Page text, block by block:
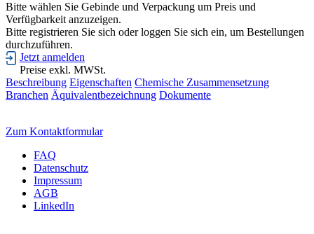
Bitte wählen Sie Gebinde und Verpackung um Preis und
Verfügbarkeit anzuzeigen.
Bitte registrieren Sie sich oder loggen Sie sich ein, um Bestellungen
durchzuführen.
Jetzt anmelden
Preise exkl. MWSt.
Beschreibung Eigenschaften Chemische Zusammensetzung
Branchen Äquivalentbezeichnung Dokumente
Zum Kontaktformular
FAQ
Datenschutz
Impressum
AGB
LinkedIn